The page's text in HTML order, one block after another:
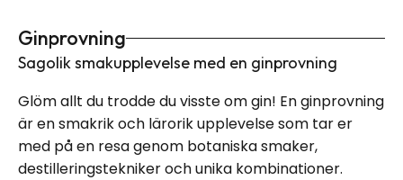
Ginprovning
Sagolik smakupplevelse med en ginprovning
Glöm allt du trodde du visste om gin! En ginprovning
är en smakrik och lärorik upplevelse som tar er
med på en resa genom botaniska smaker,
destilleringstekniker och unika kombinationer.